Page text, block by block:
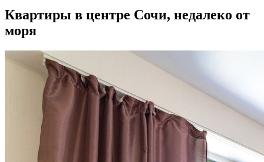
Квартиры в центре Сочи, недалеко от
моря